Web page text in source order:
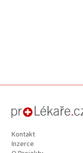
Kontakt
Inzerce